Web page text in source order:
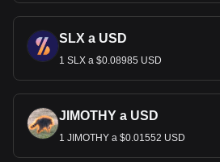
SLX a USD
1 SLX a $0.08985 USD
JIMOTHY a USD
1 JIMOTHY a $0.01552 USD